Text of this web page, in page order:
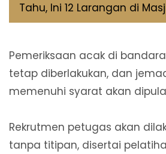
Tahu, Ini 12 Larangan di
Pemeriksaan acak di
tetap diberlakukan, dan
memenuhi syarat akan
Rekrutmen petugas akan
tanpa titipan, disertai